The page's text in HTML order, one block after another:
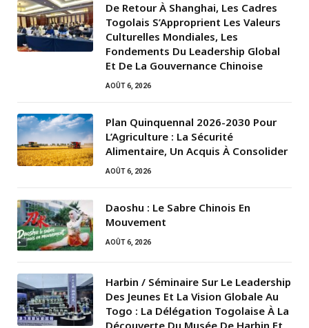
De Retour À Shanghai, Les Cadres
Togolais S’Approprient Les Valeurs
Culturelles Mondiales, Les
Fondements Du Leadership Global
Et De La Gouvernance Chinoise
AOÛT 6, 2026
Plan Quinquennal 2026-2030 Pour
L’Agriculture : La Sécurité
Alimentaire, Un Acquis À Consolider
AOÛT 6, 2026
Daoshu : Le Sabre Chinois En
Mouvement
AOÛT 6, 2026
Harbin / Séminaire Sur Le Leadership
Des Jeunes Et La Vision Globale Au
Togo : La Délégation Togolaise À La